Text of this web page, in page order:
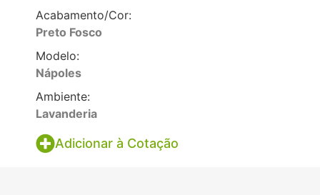
Acabamento/Cor:
Preto Fosco
Modelo:
Nápoles
Ambiente:
Lavanderia
Adicionar à Cotação